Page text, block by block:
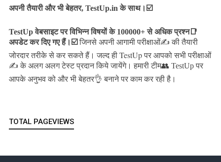
अपनी तैयारी और भी बेहतर, TestUp.in के साथ।☑️
TestUp वेबसाइट पर विभिन्न विषयों के 100000+ से अधिक प्रश्न📑
अपडेट कर दिए गए हैं। ☑️ जिनसे अपनी आगामी परीक्षाओं✍️ की तैयारी
जोरदार तरीके से कर सकते हैं।जल्द ही TestUp पर आपको सभी परीक्षाओं
✍️ के अलग अलग टेस्ट प्रदान किये जायेंगे। हमारी टीम👥 TestUp पर
आपके अनुभव को और भी बेहतर👌 बनाने पर काम कर रही है।
TOTAL PAGEVIEWS